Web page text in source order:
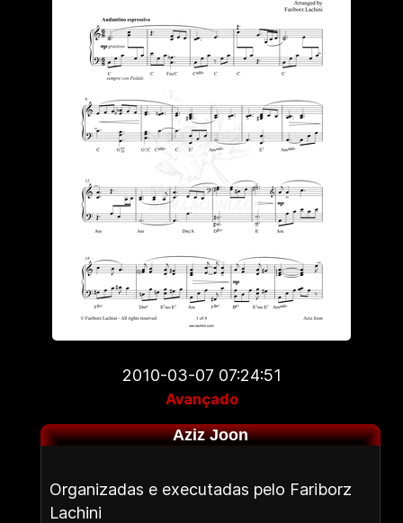
2010-03-07 07:24:51
Avançado
Aziz Joon
Organizadas e executadas pelo Fariborz
Lachini